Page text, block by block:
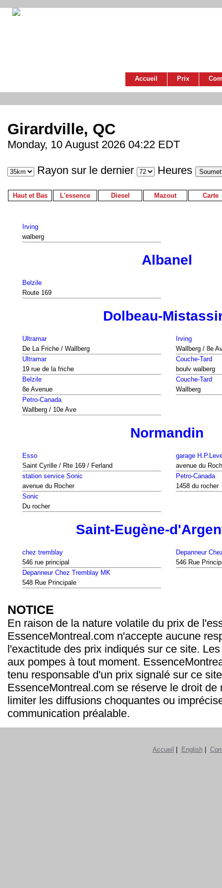
Accueil Prix
Girardville, QC
Monday, 10 August 2026 04:22 EDT
Rayon sur le dernier Heures
Haut et Bas L'essence Diesel Mazout Carte
Irving
walberg
Albanel
Belzile
Route 169
Dolbeau-
Ultramar
De La Friche / Wallberg
Irving
Wallberg / 8e
Ultramar
19 rue de la friche
Couche-Tard
boulv walberg
Belzile
8e Avenue
Couche-Tard
Wallberg
Petro-Canada
Wallberg / 10e Ave
Normandin
Esso
Saint Cyrille / Rte 169 / Ferland
garage
avenue du
station service Sonic
avenue du Rocher
Petro-Canada
1458 du rocher
Sonic
Du rocher
Saint-Eugène-
chez tremblay
546 rue principal
Depanneur
546 Rue
Depanneur Chez Tremblay MK
548 Rue Principale
NOTICE
En raison de la nature volatile du prix de
EssenceMontreal.com n'accepte aucune
l'exactitude des prix indiqués sur ce site.
aux pompes à tout moment.
tenu responsable d'un prix signalé sur ce
EssenceMontreal.com se réserve le droit de
limiter les diffusions choquantes ou
communication préalable.
Accueil | English|